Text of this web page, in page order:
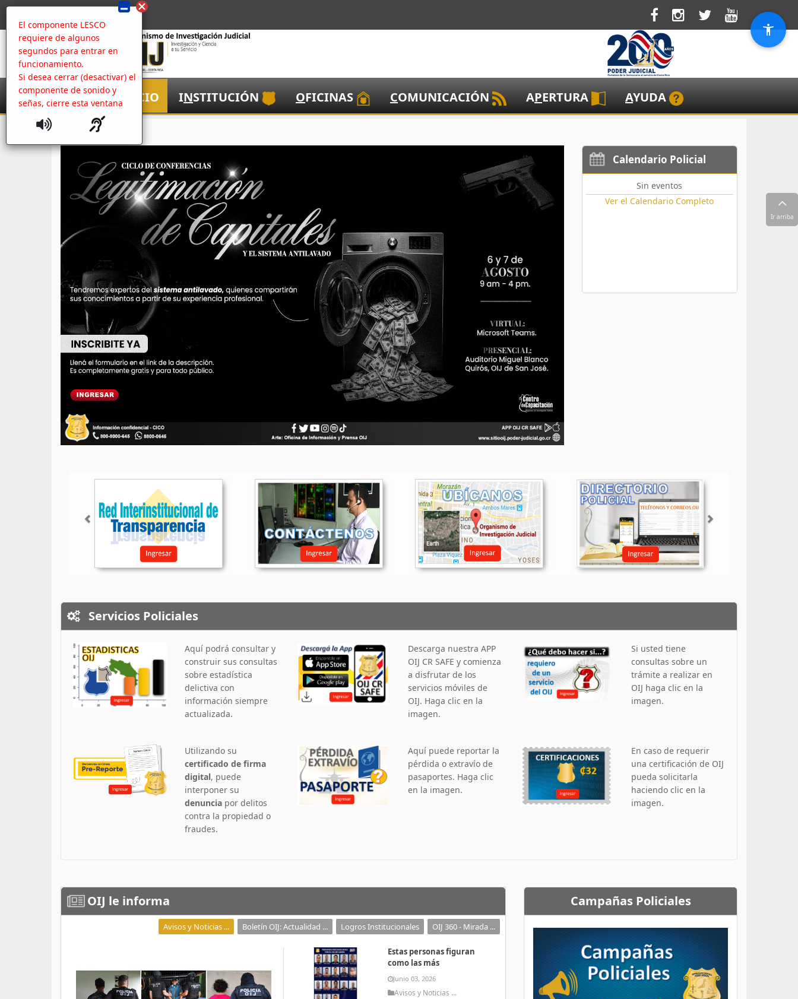
El componente LESCO
requiere de algunos
segundos para entrar en
funcionamiento.
Si desea cerrar (desactivar) el
componente de sonido y
señas, cierre esta ventana
NICIO INSTITUCIÓN OFICINAS COMUNICACIÓN APERTURA AYUDA
Calendario Policial
Sin eventos
Ver el Calendario Completo
Anterior
Servicios Policiales
Aquí podrá consultar y
construir sus consultas
sobre estadística
delictiva con
información siempre
actualizada.
Descarga nuestra APP
OIJ CR SAFE y comienza
a disfrutar de los
servicios móviles de
OIJ. Haga clic en la
imagen.
Si usted tiene
consultas sobre un
trámite a realizar en
OIJ haga clic en la
imagen.
Utilizando su
certificado de firma
digital, puede
interponer su
denuncia por delitos
contra la propiedad o
fraudes.
Aquí puede reportar la
pérdida o extravío de
pasaportes. Haga clic
en la imagen.
En caso de requerir
una certificación de OIJ
pueda solicitarla
haciendo clic en la
imagen.
OIJ le informa
Avisos y Noticias ... Boletín OIJ: Actualidad ... Logros Institucionales OIJ 360 - Mirada ...
Estas personas figuran
como las más
Junio 03, 2026
Avisos y Noticias ...
Campañas Policiales
Ir arriba